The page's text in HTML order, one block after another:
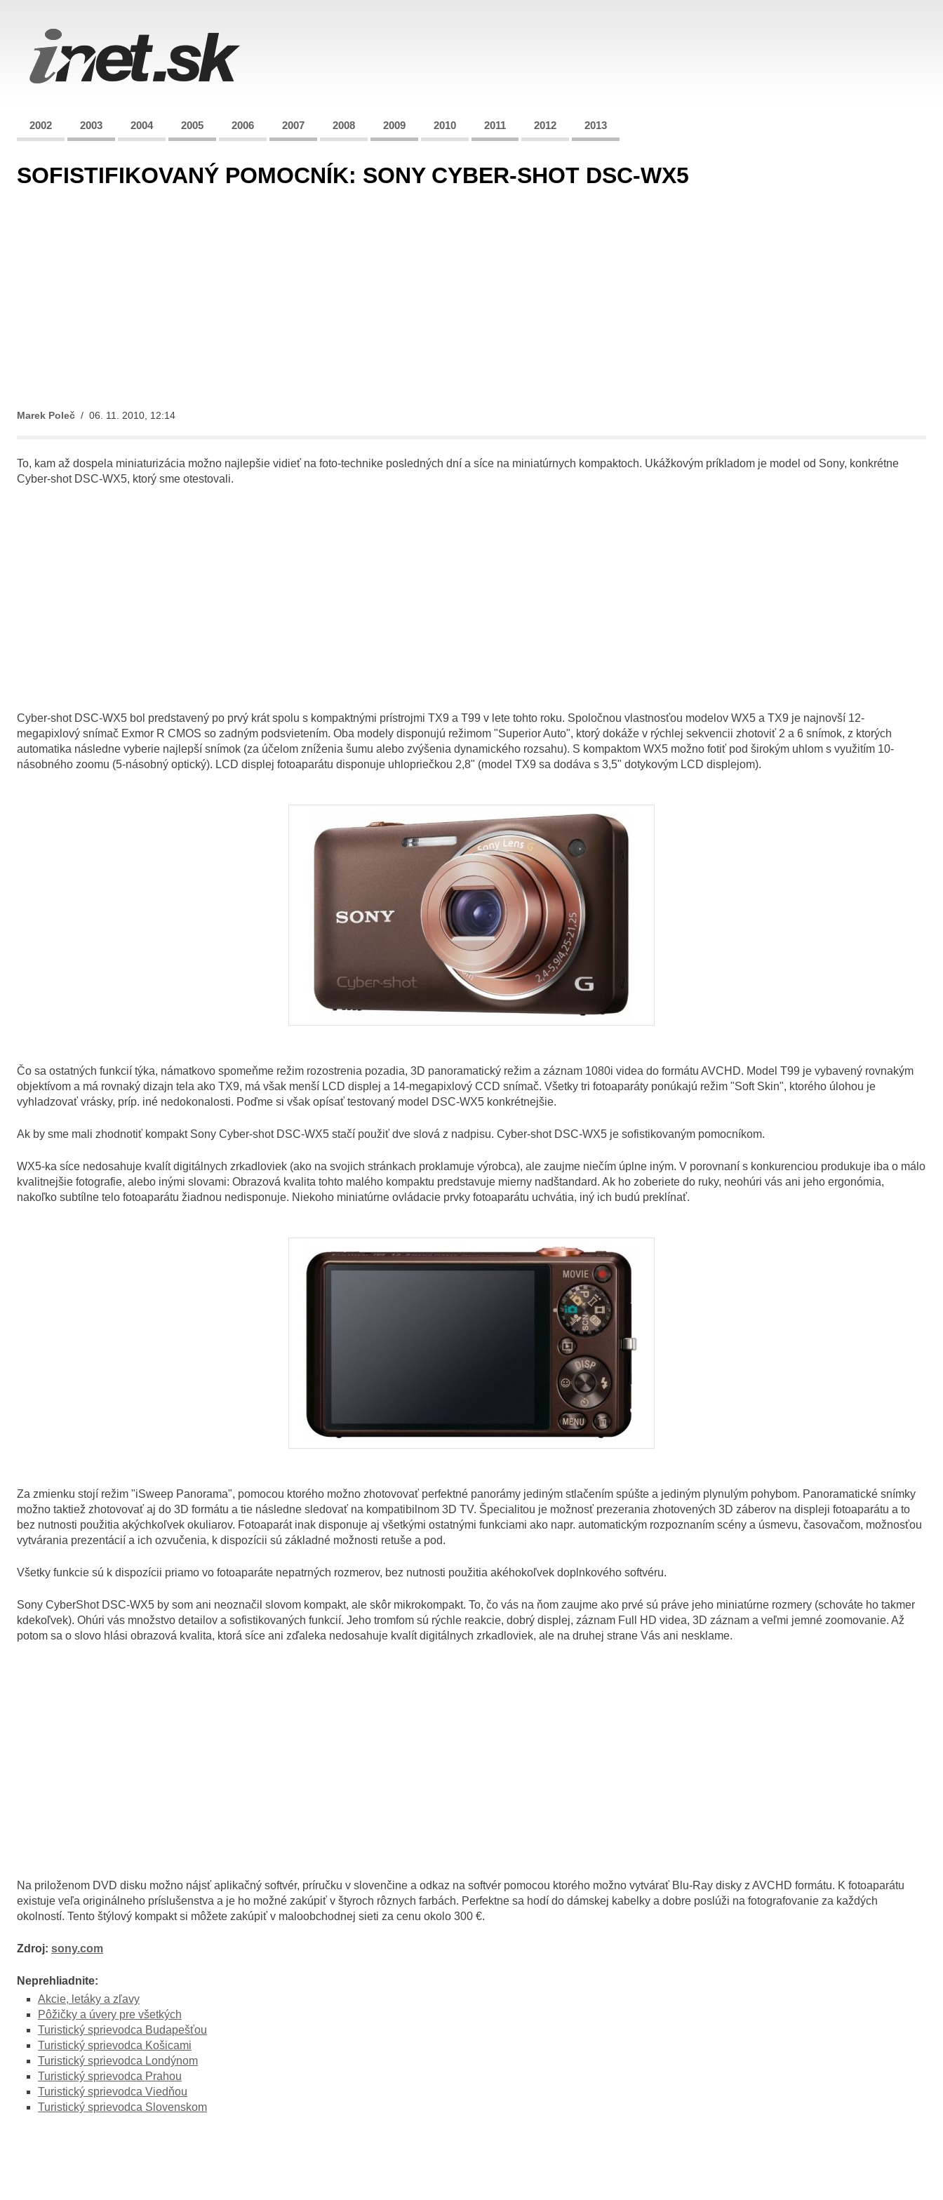
2002 2003 2004 2005 2006 2007 2008 2009 2010 2011 2012 2013
SOFISTIFIKOVANÝ POMOCNÍK: SONY CYBER-SHOT DSC-WX5
Marek Poleč / 06. 11. 2010, 12:14
To, kam až dospela miniaturizácia možno najlepšie vidieť na foto-technike posledných dní a síce na miniatúrnych kompaktoch. Ukážkovým príkladom je model od Sony, konkrétne
Cyber-shot DSC-WX5, ktorý sme otestovali.
Cyber-shot DSC-WX5 bol predstavený po prvý krát spolu s kompaktnými prístrojmi TX9 a T99 v lete tohto roku. Spoločnou vlastnosťou modelov WX5 a TX9 je najnovší 12-
megapixlový snímač Exmor R CMOS so zadným podsvietením. Oba modely disponujú režimom "Superior Auto", ktorý dokáže v rýchlej sekvencii zhotoviť 2 a 6 snímok, z ktorých
automatika následne vyberie najlepší snímok (za účelom zníženia šumu alebo zvýšenia dynamického rozsahu). S kompaktom WX5 možno fotiť pod širokým uhlom s využitím 10-
násobného zoomu (5-násobný optický). LCD displej fotoaparátu disponuje uhlopriečkou 2,8" (model TX9 sa dodáva s 3,5" dotykovým LCD displejom).
Čo sa ostatných funkcií týka, námatkovo spomeňme režim rozostrenia pozadia, 3D panoramatický režim a záznam 1080i videa do formátu AVCHD. Model T99 je vybavený rovnakým
objektívom a má rovnaký dizajn tela ako TX9, má však menší LCD displej a 14-megapixlový CCD snímač. Všetky tri fotoaparáty ponúkajú režim "Soft Skin", ktorého úlohou je
vyhladzovať vrásky, príp. iné nedokonalosti. Poďme si však opísať testovaný model DSC-WX5 konkrétnejšie.
Ak by sme mali zhodnotiť kompakt Sony Cyber-shot DSC-WX5 stačí použiť dve slová z nadpisu. Cyber-shot DSC-WX5 je sofistikovaným pomocníkom.
WX5-ka síce nedosahuje kvalít digitálnych zrkadloviek (ako na svojich stránkach proklamuje výrobca), ale zaujme niečím úplne iným. V porovnaní s konkurenciou produkuje iba o málo
kvalitnejšie fotografie, alebo inými slovami: Obrazová kvalita tohto malého kompaktu predstavuje mierny nadštandard. Ak ho zoberiete do ruky, neohúri vás ani jeho ergonómia,
nakoľko subtílne telo fotoaparátu žiadnou nedisponuje. Niekoho miniatúrne ovládacie prvky fotoaparátu uchvátia, iný ich budú preklínať.
Za zmienku stojí režim "iSweep Panorama", pomocou ktorého možno zhotovovať perfektné panorámy jediným stlačením spúšte a jediným plynulým pohybom. Panoramatické snímky
možno taktiež zhotovovať aj do 3D formátu a tie následne sledovať na kompatibilnom 3D TV. Špecialitou je možnosť prezerania zhotovených 3D záberov na displeji fotoaparátu a to
bez nutnosti použitia akýchkoľvek okuliarov. Fotoaparát inak disponuje aj všetkými ostatnými funkciami ako napr. automatickým rozpoznaním scény a úsmevu, časovačom, možnosťou
vytvárania prezentácií a ich ozvučenia, k dispozícii sú základné možnosti retuše a pod.
Všetky funkcie sú k dispozícii priamo vo fotoaparáte nepatrných rozmerov, bez nutnosti použitia akéhokoľvek doplnkového softvéru.
Sony CyberShot DSC-WX5 by som ani neoznačil slovom kompakt, ale skôr mikrokompakt. To, čo vás na ňom zaujme ako prvé sú práve jeho miniatúrne rozmery (schováte ho takmer
kdekoľvek). Ohúri vás množstvo detailov a sofistikovaných funkcií. Jeho tromfom sú rýchle reakcie, dobrý displej, záznam Full HD videa, 3D záznam a veľmi jemné zoomovanie. Až
potom sa o slovo hlási obrazová kvalita, ktorá síce ani zďaleka nedosahuje kvalít digitálnych zrkadloviek, ale na druhej strane Vás ani nesklame.
Na priloženom DVD disku možno nájsť aplikačný softvér, príručku v slovenčine a odkaz na softvér pomocou ktorého možno vytvárať Blu-Ray disky z AVCHD formátu. K fotoaparátu
existuje veľa originálneho príslušenstva a je ho možné zakúpiť v štyroch rôznych farbách. Perfektne sa hodí do dámskej kabelky a dobre poslúži na fotografovanie za každých
okolností. Tento štýlový kompakt si môžete zakúpiť v maloobchodnej sieti za cenu okolo 300 €.
Zdroj: sony.com
Neprehliadnite:
Akcie, letáky a zľavy
Pôžičky a úvery pre všetkých
Turistický sprievodca Budapešťou
Turistický sprievodca Košicami
Turistický sprievodca Londýnom
Turistický sprievodca Prahou
Turistický sprievodca Viedňou
Turistický sprievodca Slovenskom